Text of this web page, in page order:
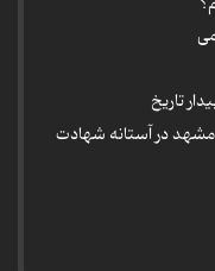
تاریخ
در آستانه شهادت